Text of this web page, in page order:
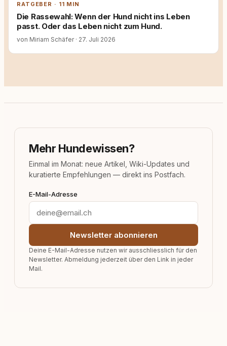
RATGEBER · 11 MIN
Die Rassewahl: Wenn der Hund nicht ins Leben
passt. Oder das Leben nicht zum Hund.
von Miriam Schäfer · 27. Juli 2026
Mehr Hundewissen?
Einmal im Monat: neue Artikel, Wiki-Updates und
kuratierte Empfehlungen — direkt ins Postfach.
E-Mail-Adresse
Newsletter abonnieren
Deine E-Mail-Adresse nutzen wir ausschliesslich für den
Newsletter. Abmeldung jederzeit über den Link in jeder
Mail.